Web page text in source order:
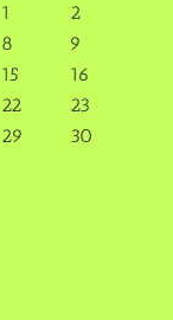
1
2
8
9
15
16
22
23
29
30